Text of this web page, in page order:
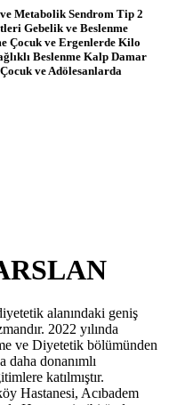
Metabolik Sendrom Tip 2
Gebelik ve Beslenme
Çocuk ve Ergenlerde Kilo
Beslenme Kalp Damar
ve Adölesanlarda
alanındaki geniş
2022 yılında
ve Diyetetik bölümünden
daha donanımlı
katılmıştır.
Hastanesi, Acıbadem